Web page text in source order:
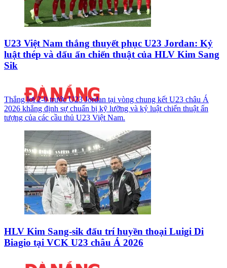
U23 Việt Nam thắng thuyết phục U23 Jordan: Kỷ
luật thép và dấu ấn chiến thuật của HLV Kim Sang
Sik
Thắng lợi 2-0 trước U23 Jordan tại vòng chung kết U23 châu Á
2026 khẳng định sự chuẩn bị kỹ lưỡng và kỷ luật chiến thuật ấn
tượng của các cầu thủ U23 Việt Nam.
HLV Kim Sang-sik đấu trí huyền thoại Luigi Di
Biagio tại VCK U23 châu Á 2026